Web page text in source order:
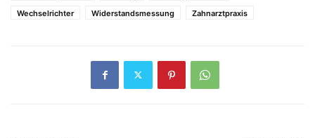
Wechselrichter
Widerstandsmessung Zahnarztpraxis